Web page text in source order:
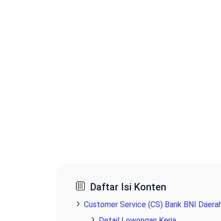
Daftar Isi Konten
Customer Service (CS) Bank BNI